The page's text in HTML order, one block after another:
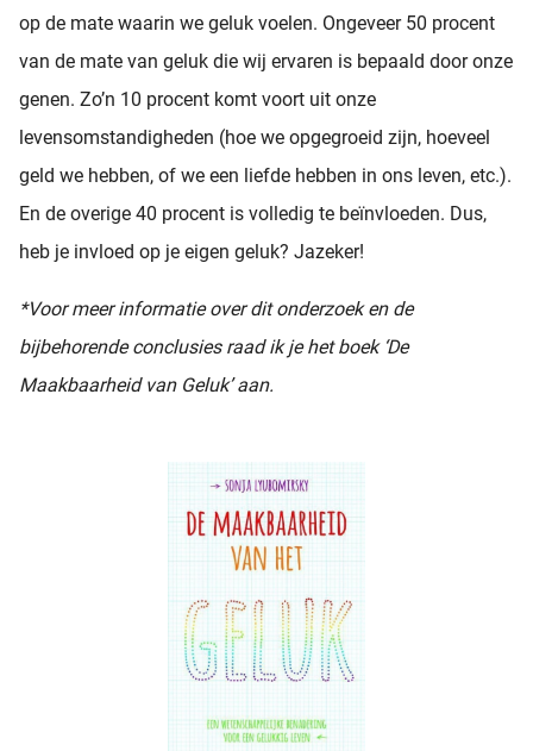
op de mate waarin we geluk voelen. Ongeveer 50 procent
van de mate van geluk die wij ervaren is bepaald door onze
genen. Zo’n 10 procent komt voort uit onze
levensomstandigheden (hoe we opgegroeid zijn, hoeveel
geld we hebben, of we een liefde hebben in ons leven, etc.).
En de overige 40 procent is volledig te beïnvloeden. Dus,
heb je invloed op je eigen geluk? Jazeker!
*Voor meer informatie over dit onderzoek en de
bijbehorende conclusies raad ik je het boek ‘De
Maakbaarheid van Geluk’ aan.